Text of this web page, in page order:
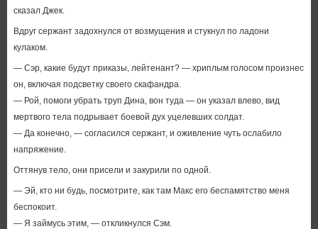
сказал Джек.
Вдруг сержант задохнулся от возмущения и стукнул по ладони
кулаком.
— Сэр, какие будут приказы, лейтенант? — хриплым голосом произнес
он, включая подсветку своего скафандра.
— Рой, помоги убрать труп Дина, вон туда — он указал влево, вид
мертвого тела подрывает боевой дух уцелевших солдат.
— Да конечно, — согласился сержант, и оживление чуть ослабило
напряжение.
Оттянув тело, они присели и закурили по одной.
— Эй, кто ни будь, посмотрите, как там Макс его беспамятство меня
беспокоит.
— Я займусь этим, — откликнулся Сэм.